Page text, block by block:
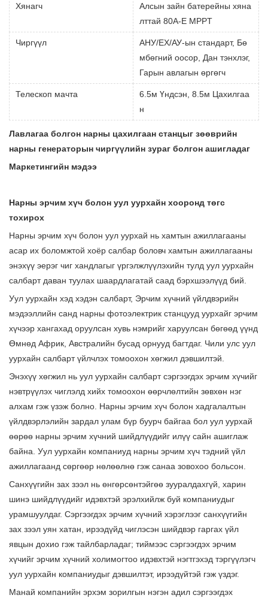
Хянагч
Алсын зайн батерейны хяна
лттай 80A-E MPPT
Чиргүүл
АНУ/ЕХ/АУ-ын стандарт, Бө
мбөгний оосор, Дан тэнхлэг,
Гарын авлагын өргөгч
Телескоп мачта
6.5м Үндсэн, 8.5м Цахилгаа
н
Лавлагаа болгон нарны цахилгаан станцыг зөөврийн
нарны генераторын чиргүүлийн зураг болгон ашигладаг
Маркетингийн мэдээ
Нарны эрчим хүч болон уул уурхайн хооронд төгс
тохирох
Нарны эрчим хүч болон уул уурхай нь хамтын ажиллагааны
асар их боломжтой хоёр салбар боловч хамтын ажиллагааны
энэхүү эерэг чиг хандлагыг үргэлжлүүлэхийн тулд уул уурхайн
салбарт даван туулах шаардлагатай саад бэрхшээлүүд бий.
Уул уурхайн хэд хэдэн салбарт, Эрчим хүчний үйлдвэрийн
мэдээллийн санд нарны фотоэлектрик станцууд уурхайг эрчим
хүчээр хангахад оруулсан хувь нэмрийг харуулсан бөгөөд үүнд
Өмнөд Африк, Австралийн бусад орнууд багтдаг. Чили улс уул
уурхайн салбарт үйлчлэх томоохон хөгжил дэвшилтэй.
Энэхүү хөгжил нь уул уурхайн салбарт сэргээгдэх эрчим хүчийг
нэвтрүүлэх чиглэлд хийх томоохон өөрчлөлтийн зөвхөн нэг
алхам гэж үзэж болно. Нарны эрчим хүч болон хадгалалтын
үйлдвэрлэлийн зардал улам бүр буурч байгаа бол уул уурхай
өөрөө нарны эрчим хүчний шийдлүүдийг илүү сайн ашиглаж
байна. Уул уурхайн компаниуд нарны эрчим хүч тэдний үйл
ажиллагаанд сөргөөр нөлөөлнө гэж санаа зовохоо больсон.
Санхүүгийн зах зээл нь өнгөрсөнтэйгөө зууралдахгүй, харин
шинэ шийдлүүдийг идэвхтэй эрэлхийлж буй компаниудыг
урамшуулдаг. Сэргээгдэх эрчим хүчний хэрэглээг санхүүгийн
зах зээл уян хатан, ирээдүйд чиглэсэн шийдвэр гаргах үйл
явцын дохио гэж тайлбарладаг; тиймээс сэргээгдэх эрчим
хүчийг эрчим хүчний холимогтоо идэвхтэй нэгтгэхэд тэргүүлэгч
уул уурхайн компаниудыг дэвшилтэт, ирээдүйтэй гэж үздэг.
Манай компанийн эрхэм зорилгын нэгэн адил сэргээгдэх